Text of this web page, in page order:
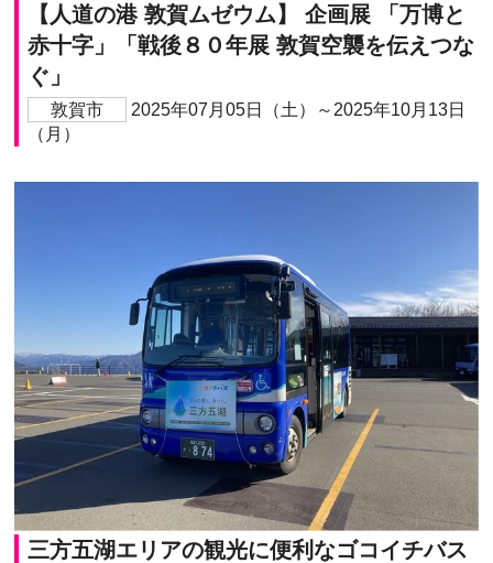
【人道の港 敦賀ムゼウム】 企画展 「万博と
赤十字」「戦後８０年展 敦賀空襲を伝えつな
ぐ」
敦賀市
2025年07月05日（土）～2025年10月13日
（月）
三方五湖エリアの観光に便利なゴコイチバス